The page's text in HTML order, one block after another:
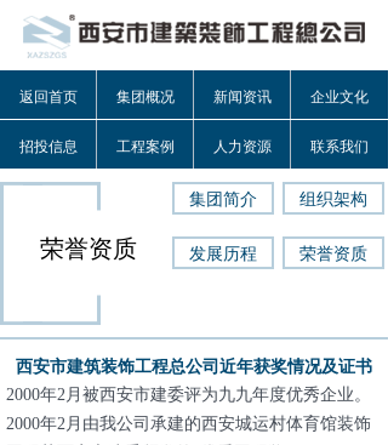
返回首页 集团概况 新闻资讯 企业文化
招投信息 工程案例 人力资源 联系我们
组织架构
荣誉资质
集团简介
发展历程 荣誉资质
西安市建筑装饰工程总公司近年获奖情况及证书
2000年2月被西安市建委评为九九年度优秀企业。
2000年2月由我公司承建的西安城运村体育馆装饰